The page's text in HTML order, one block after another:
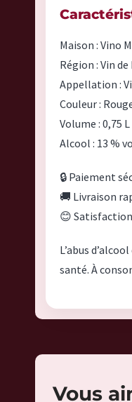
Maison : Vino
Région : Vin de
Appellation :
Couleur :
Volume : 0,75 L
Alcool : 13 %
🔒 Paiement
🚚 Livraison
😊
L’abus
santé. À
Vous